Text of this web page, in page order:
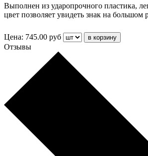
Выполнен из ударопрочного пластика,
цвет позволяет увидеть знак на большом
Цена: 745.00 руб
Отзывы